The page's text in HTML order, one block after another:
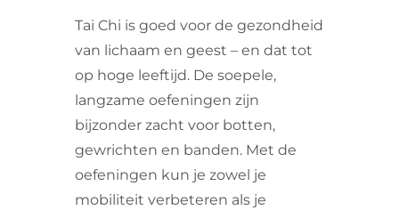
Tai Chi is goed voor de gezondheid
van lichaam en geest – en dat tot
op hoge leeftijd. De soepele,
langzame oefeningen zijn
bijzonder zacht voor botten,
gewrichten en banden. Met de
oefeningen kun je zowel je
mobiliteit verbeteren als je